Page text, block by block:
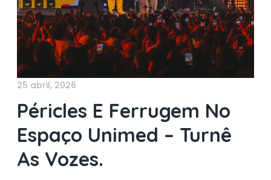
25 abril, 2026
Péricles E Ferrugem No
Espaço Unimed – Turnê
As Vozes.